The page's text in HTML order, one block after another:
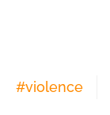
#violence